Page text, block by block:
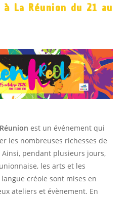
à La Réunion du 21 au
est un événement qui
les nombreuses richesses de
pendant plusieurs jours,
les arts et les
créole sont mises en
ateliers et évènement. En